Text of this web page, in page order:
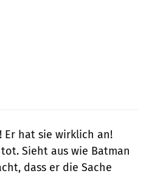
Er hat sie wirklich an!
Sieht aus wie Batman
dass er die Sache